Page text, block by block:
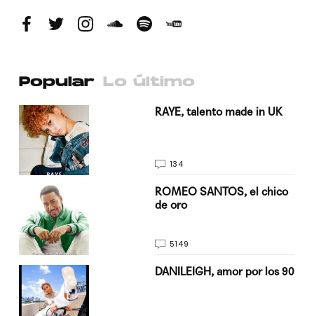
Popular Lo último
RAYE, talento made in UK
134
ROMEO SANTOS, el chico
de oro
5149
DANILEIGH, amor por los 90